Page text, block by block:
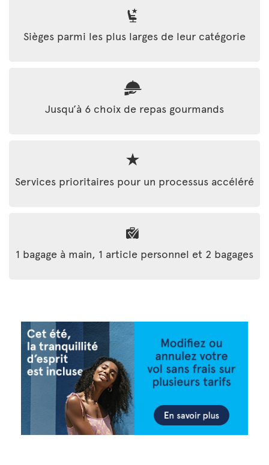
Sièges parmi les plus larges de leur catégorie
Jusqu’à 6 choix de repas gourmands
Services prioritaires pour un processus accéléré
1 bagage à main, 1 article personnel et 2 bagages